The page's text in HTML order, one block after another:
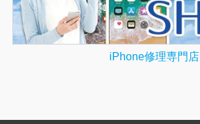
iPhone修理専門店